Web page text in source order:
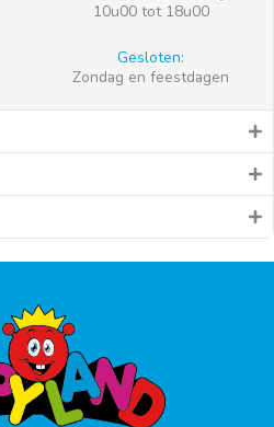
10u00 tot 18u00
Gesloten:
Zondag en feestdagen